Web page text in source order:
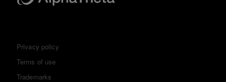
Privacy policy
Terms of use
Trademarks